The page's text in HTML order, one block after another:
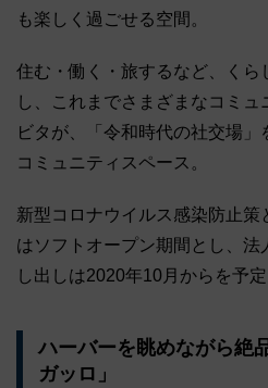
も楽しく過ごせる空間。
住む・働く・旅するなど、くら
し、これまでさまざまなコミュ
ビタが、「令和時代の社交場
コミュニティスペース。
新型コロナウイルス感染防止
はソフトオープン期間とし、
し出しは2020年10月からを予定
ハーバーを眺めながら絶
ガッロ」